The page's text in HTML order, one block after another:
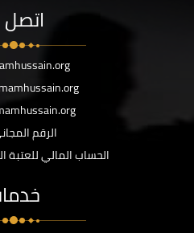
اتصل
الرقم
الحساب المالي